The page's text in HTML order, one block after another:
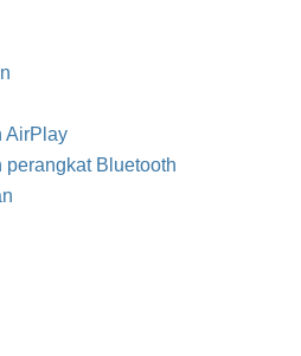
AirPlay
perangkat Bluetooth